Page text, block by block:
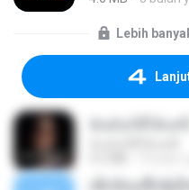
Lebih